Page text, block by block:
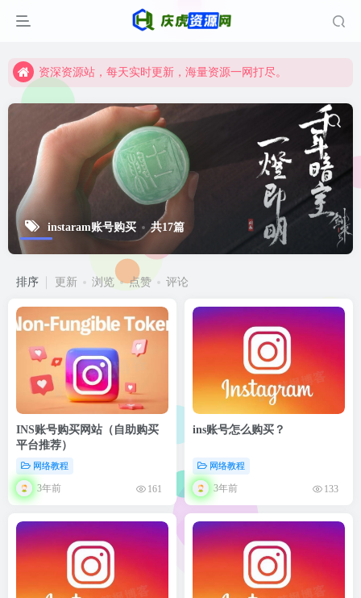
资深资源站，每天实时更新，海量资源一网打尽。
资深资源站，每天实时更新，海量资源一网打尽。
【启明网】找项目 + 低成本创业 + 减少信息差 + 见识各种项目 + 提升网创认知。
instaram账号购买 共17篇
排序 更新 浏览 点赞 评论
INS账号购买网站（自助购买
平台推荐）
网络教程
3年前 161
ins账号怎么购买？
网络教程
3年前 133